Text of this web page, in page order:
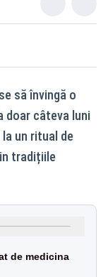
să învingă o
doar câteva luni
un ritual de
tradițiile
de medicina